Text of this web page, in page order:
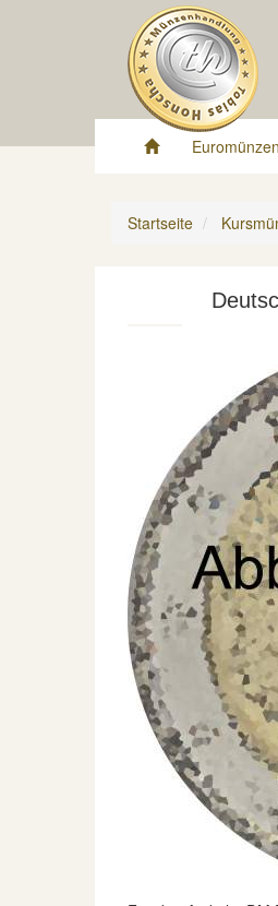
Euromünzen
Startseite